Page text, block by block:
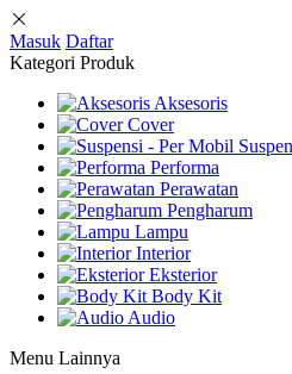
Masuk Daftar
Kategori Produk
Aksesoris
Cover
Performa
Perawatan
Pengharum
Lampu
Interior
Eksterior
Body Kit
Audio
Menu Lainnya